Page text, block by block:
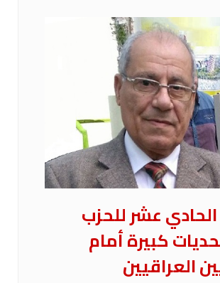
عشر للحزب
كبيرة أمام
العراقيين